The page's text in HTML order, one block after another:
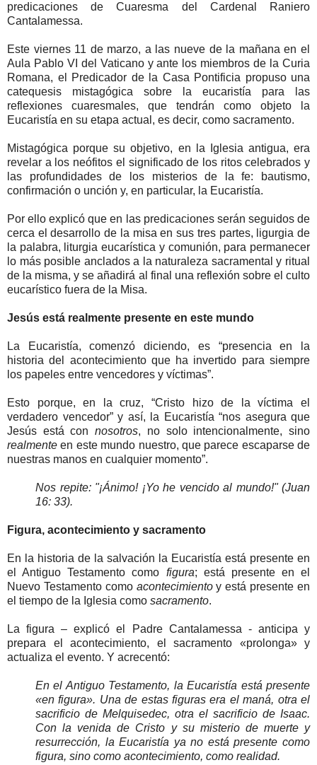
predicaciones de Cuaresma del Cardenal Raniero
Cantalamessa.
Este viernes 11 de marzo, a las nueve de la mañana en el
Aula Pablo VI del Vaticano y ante los miembros de la Curia
Romana, el Predicador de la Casa Pontificia propuso una
catequesis mistagógica sobre la eucaristía para las
reflexiones cuaresmales, que tendrán como objeto la
Eucaristía en su etapa actual, es decir, como sacramento.
Mistagógica porque su objetivo, en la Iglesia antigua, era
revelar a los neófitos el significado de los ritos celebrados y
las profundidades de los misterios de la fe: bautismo,
confirmación o unción y, en particular, la Eucaristía.
Por ello explicó que en las predicaciones serán seguidos de
cerca el desarrollo de la misa en sus tres partes, ligurgia de
la palabra, liturgia eucarística y comunión, para permanecer
lo más posible anclados a la naturaleza sacramental y ritual
de la misma, y se añadirá al final una reflexión sobre el culto
eucarístico fuera de la Misa.
Jesús está realmente presente en este mundo
La Eucaristía, comenzó diciendo, es “presencia en la
historia del acontecimiento que ha invertido para siempre
los papeles entre vencedores y víctimas”.
Esto porque, en la cruz, “Cristo hizo de la víctima el
verdadero vencedor” y así, la Eucaristía “nos asegura que
Jesús está connosotros, no solo intencionalmente, sino
realmente en este mundo nuestro, que parece escaparse de
nuestras manos en cualquier momento”.
Nos repite: "¡Ánimo! ¡Yo he vencido al mundo!" (Juan
16: 33).
Figura, acontecimiento y sacramento
En la historia de la salvación la Eucaristía está presente en
el Antiguo Testamento como figura; está presente en el
Nuevo Testamento como acontecimientoy está presente en
el tiempo de la Iglesia como sacramento.
La figura – explicó el Padre Cantalamessa - anticipa y
prepara el acontecimiento, el sacramento «prolonga» y
actualiza el evento. Y acrecentó:
En el Antiguo Testamento, la Eucaristía está presente
«en figura». Una de estas figuras era el maná, otra el
sacrificio de Melquisedec, otra el sacrificio de Isaac.
Con la venida de Cristo y su misterio de muerte y
resurrección, la Eucaristía ya no está presente como
figura, sino como acontecimiento, como realidad.